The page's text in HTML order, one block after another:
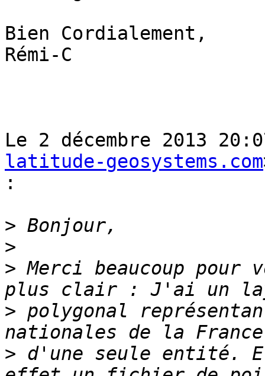
Bien Cordialement,
Rémi-C
Le 2 décembre 2013
latitude-geosystems.com
:
>
>
> Merci beaucoup pour
> polygonal
> d'une seule entité.